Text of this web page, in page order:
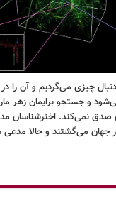
چیزی می‌گردیم و آن را
و جستجو برایمان زهر
صدق نمی‌کند. اخترشناسان
در جهان می‌گشتند و حالا